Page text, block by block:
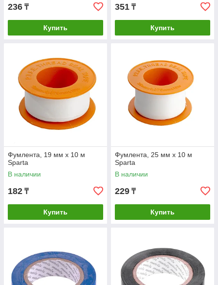
236 ₸
Купить
351 ₸
Купить
Фумлента, 19 мм х 10 м
Sparta
В наличии
182 ₸
Купить
Фумлента, 25 мм х 10 м
Sparta
В наличии
229 ₸
Купить